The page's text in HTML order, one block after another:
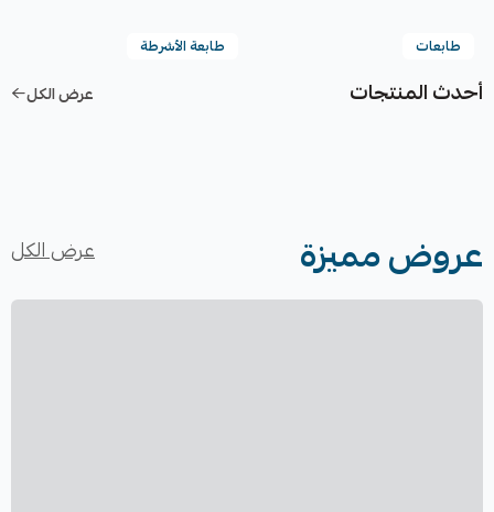
طابعات طابعة الأشرطة
أحدث المنتجات عرض الكل
عروض مميزة عرض الكل